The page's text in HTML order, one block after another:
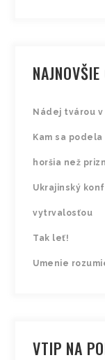
Nádej tvárou
Kam sa
horšia než
Ukrajinský
vytrvalosťou
Tak leť!
Umenie
VTIP NA